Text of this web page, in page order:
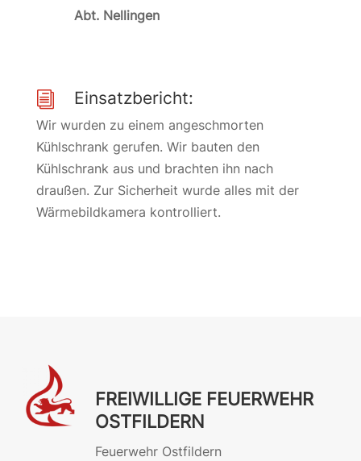
Abt. Nellingen
i Einsatzbericht:
Wir wurden zu einem angeschmorten
Kühlschrank gerufen. Wir bauten den
Kühlschrank aus und brachten ihn nach
draußen. Zur Sicherheit wurde alles mit der
Wärmebildkamera kontrolliert.
FREIWILLIGE FEUERWEHR
OSTFILDERN
Feuerwehr Ostfildern